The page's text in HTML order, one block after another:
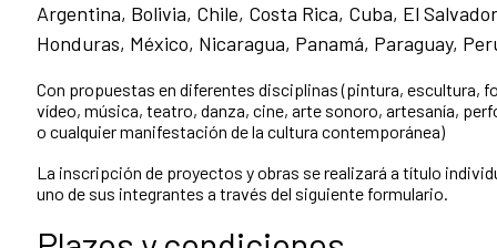
Argentina, Bolivia, Chile, Costa Rica, Cuba, El
Honduras, México, Nicaragua, Panamá, Paraguay,
Con propuestas en diferentes disciplinas (pintura, escultura,
vídeo, música, teatro, danza, cine, arte sonoro, artesanía,
o cualquier manifestación de la cultura contemporánea)
La inscripción de proyectos y obras se realizará a título
uno de sus integrantes a través del siguiente formulario.